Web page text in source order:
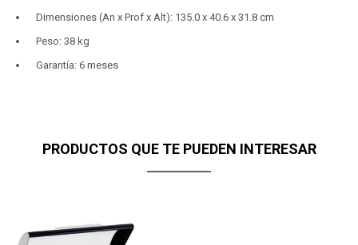
Dimensiones (An x Prof x Alt): 135.0 x 40.6 x 31.8 cm
Peso: 38 kg
Garantía: 6 meses
PRODUCTOS QUE TE PUEDEN INTERESAR